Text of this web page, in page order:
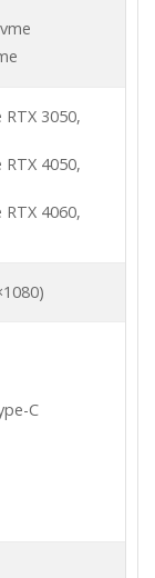
RTX 3050,
RTX 4050,
RTX 4060,
C